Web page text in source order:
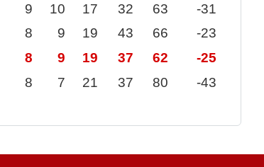
9 10 17 32 63
-31
8 9 19 43 66
-23
8 9 19 37 62
-25
8 7 21 37 80 -43